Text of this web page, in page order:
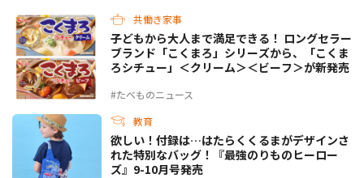
共働き家事
#たべものニュース
子どもから大人まで満足できる！ ロングセラー
ブランド「こくまろ」シリーズから、「こくま
ろシチュー」＜クリーム＞＜ビーフ＞が新発売
教育
欲しい！付録は…はたらくくるまがデザインさ
れた特別なバッグ！『最強のりものヒーロー
ズ』9-10月号発売